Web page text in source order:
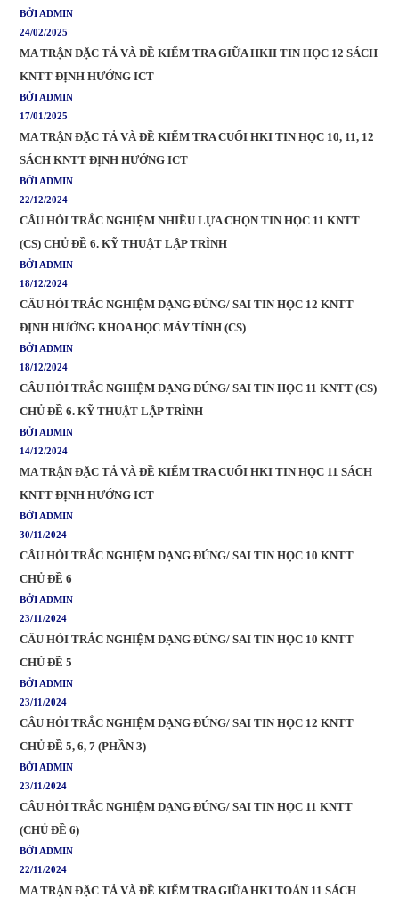
BỞI ADMIN
24/02/2025
MA TRẬN ĐẶC TẢ VÀ ĐỀ KIỂM TRA GIỮA HKII TIN HỌC 12 SÁCH
KNTT ĐỊNH HƯỚNG ICT
BỞI ADMIN
17/01/2025
MA TRẬN ĐẶC TẢ VÀ ĐỀ KIỂM TRA CUỐI HKI TIN HỌC 10, 11, 12
SÁCH KNTT ĐỊNH HƯỚNG ICT
BỞI ADMIN
22/12/2024
CÂU HỎI TRẮC NGHIỆM NHIỀU LỰA CHỌN TIN HỌC 11 KNTT
(CS) CHỦ ĐỀ 6. KỸ THUẬT LẬP TRÌNH
BỞI ADMIN
18/12/2024
CÂU HỎI TRẮC NGHIỆM DẠNG ĐÚNG/ SAI TIN HỌC 12 KNTT
ĐỊNH HƯỚNG KHOA HỌC MÁY TÍNH (CS)
BỞI ADMIN
18/12/2024
CÂU HỎI TRẮC NGHIỆM DẠNG ĐÚNG/ SAI TIN HỌC 11 KNTT (CS)
CHỦ ĐỀ 6. KỸ THUẬT LẬP TRÌNH
BỞI ADMIN
14/12/2024
MA TRẬN ĐẶC TẢ VÀ ĐỀ KIỂM TRA CUỐI HKI TIN HỌC 11 SÁCH
KNTT ĐỊNH HƯỚNG ICT
BỞI ADMIN
30/11/2024
CÂU HỎI TRẮC NGHIỆM DẠNG ĐÚNG/ SAI TIN HỌC 10 KNTT
CHỦ ĐỀ 6
BỞI ADMIN
23/11/2024
CÂU HỎI TRẮC NGHIỆM DẠNG ĐÚNG/ SAI TIN HỌC 10 KNTT
CHỦ ĐỀ 5
BỞI ADMIN
23/11/2024
CÂU HỎI TRẮC NGHIỆM DẠNG ĐÚNG/ SAI TIN HỌC 12 KNTT
CHỦ ĐỀ 5, 6, 7 (PHẦN 3)
BỞI ADMIN
23/11/2024
CÂU HỎI TRẮC NGHIỆM DẠNG ĐÚNG/ SAI TIN HỌC 11 KNTT
(CHỦ ĐỀ 6)
BỞI ADMIN
22/11/2024
MA TRẬN ĐẶC TẢ VÀ ĐỀ KIỂM TRA GIỮA HKI TOÁN 11 SÁCH